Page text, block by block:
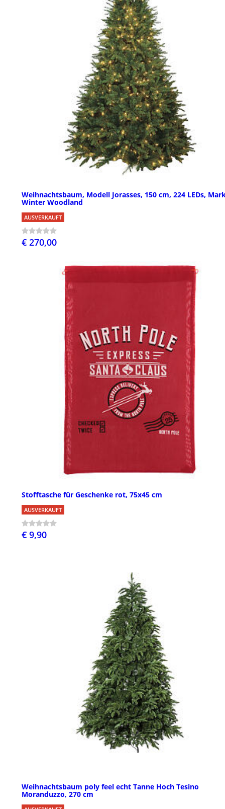
Weihnachtsbaum, Modell Jorasses, 150 cm, 224 LEDs,
Winter Woodland
AUSVERKAUFT
€ 270,00
Stofftasche für Geschenke rot, 75x45 cm
AUSVERKAUFT
€ 9,90
Weihnachtsbaum poly feel echt Tanne Hoch Tesino
Moranduzzo, 270 cm